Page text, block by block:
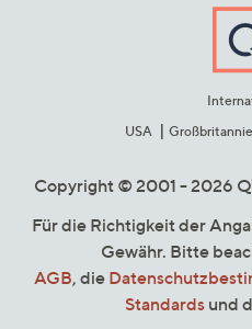
USA
Copyright © 2001 - 2026
Für die Richtigkeit der
Gewähr. Bitte
AGB, die
Standards und